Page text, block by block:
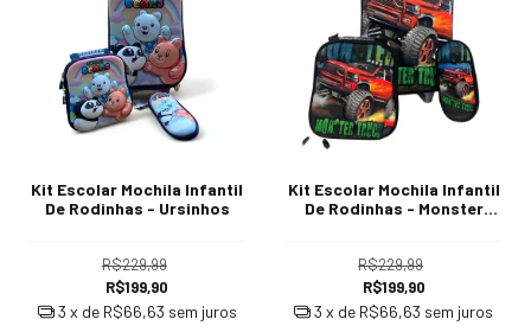
Kit Escolar Mochila Infantil
De Rodinhas - Ursinhos
R$229,99
R$199,90
3 x de R$66,63 sem juros
Kit Escolar Mochila Infantil
De Rodinhas - Monster
R$229,99
R$199,90
3 x de R$66,63 sem juros